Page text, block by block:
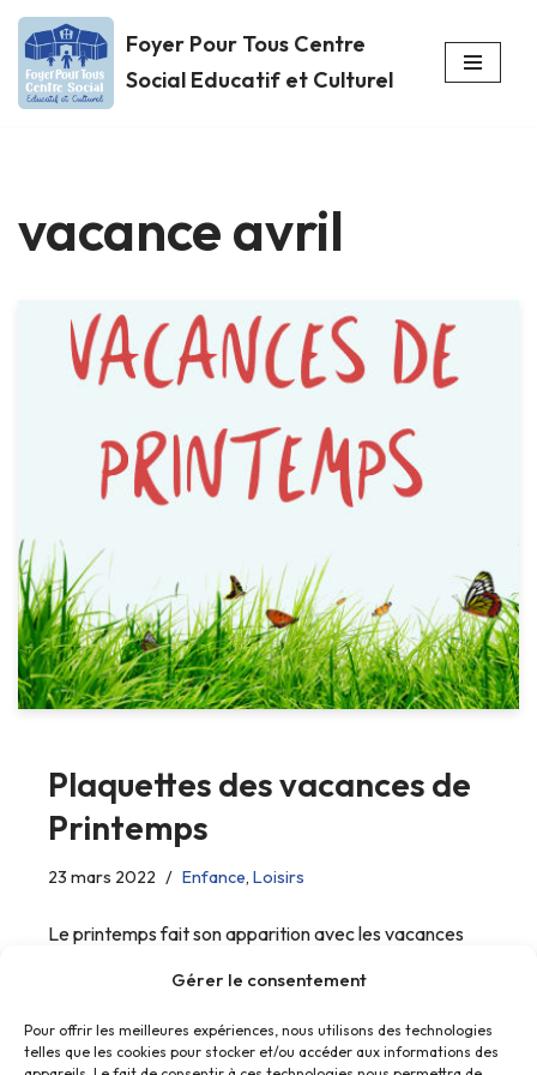
Gérer le consentement
Pour offrir les meilleures expériences, nous utilisons des technologies
telles que les cookies pour stocker et/ou accéder aux informations des
Aller
au
Foyer Pour Tous Centre
Social Educatif et Culturel
vacance avril
Plaquettes des vacances de
Printemps
23 mars 2022 Enfance, Loisirs
Le printemps fait son apparition avec les vacances